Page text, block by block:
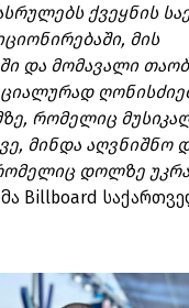
ქვეყნის
მის
და მომავალი
რომელიც
მინდა აღვნიშნო
დოლზე
Billboard